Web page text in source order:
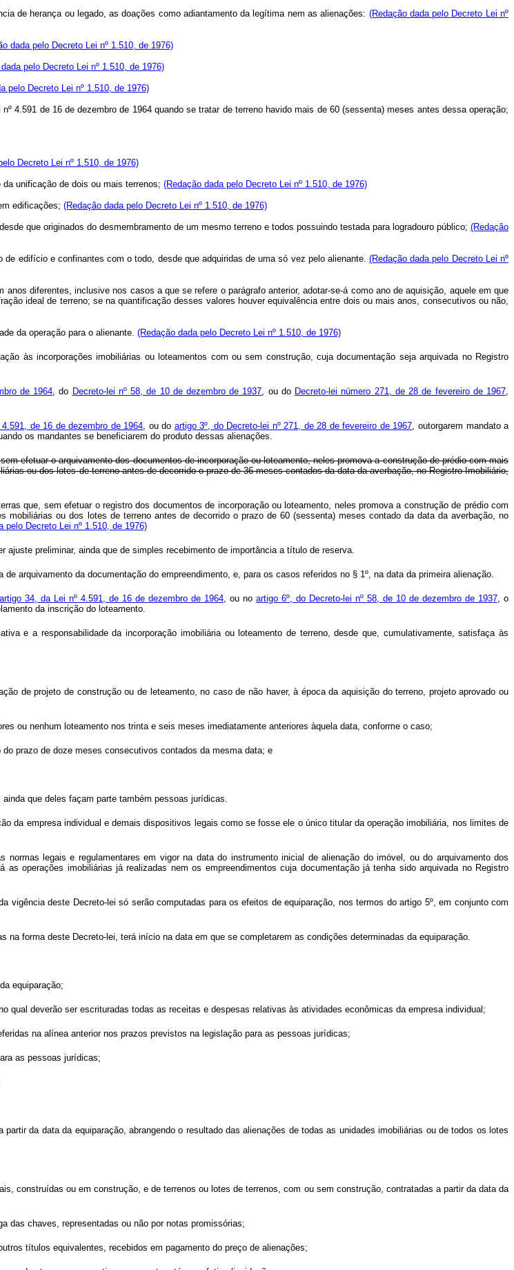
de herança ou legado, as doações como adiantamento da legítima nem as alienações: (Redação dada pelo Decreto Lei nº
dada pelo Decreto Lei nº 1.510, de 1976)
pelo Decreto Lei nº 1.510, de 1976)
pelo Decreto Lei nº 1.510, de 1976)
4.591 de 16 de dezembro de 1964 quando se tratar de terreno havido mais de 60 (sessenta) meses antes dessa operação;
Decreto Lei nº 1.510, de 1976)
unificação de dois ou mais terrenos; (Redação dada pelo Decreto Lei nº 1.510, de 1976)
edificações; (Redação dada pelo Decreto Lei nº 1.510, de 1976)
que originados do desmembramento de um mesmo terreno e todos possuindo testada para logradouro público; (Redação
edifício e confinantes com o todo, desde que adquiridas de uma só vez pelo alienante.(Redação dada pelo Decreto Lei nº
diferentes, inclusive nos casos a que se refere o parágrafo anterior, adotar-se-á como ano de aquisição, aquele em que
ideal de terreno; se na quantificação desses valores houver equivalência entre dois ou mais anos, consecutivos ou não,
da operação para o alienante. (Redação dada pelo Decreto Lei nº 1.510, de 1976)
às incorporações imobiliárias ou loteamentos com ou sem construção, cuja documentação seja arquivada no Registro
de 1964, do Decreto-lei nº 58, de 10 de dezembro de 1937, ou do Decreto-lei número 271, de 28 de fevereiro de 1967,
de 16 de dezembro de 1964, ou do artigo 3º, do Decreto-lei nº 271, de 28 de fevereiro de 1967, outorgarem mandato a
os mandantes se beneficiarem do produto dessas alienações.
efetuar o arquivamento dos documentos de incorporação ou loteamento, neles promova a construção de prédio com mais
ou dos lotes de terreno antes de decorrido o prazo de 36 meses contados da data da averbação, no Registro Imobiliário,
que, sem efetuar o registro dos documentos de incorporação ou loteamento, neles promova a construção de prédio com
ou dos lotes de terreno antes de decorrido o prazo de 60 (sessenta) meses contado da data da averbação, no
pelo Decreto Lei nº 1.510, de 1976)
preliminar, ainda que de simples recebimento de importância a título de reserva.
de arquivamento da documentação do empreendimento, e, para os casos referidos no § 1º, na data da primeira alienação.
34, da Lei nº 4.591, de 16 de dezembro de 1964, ou no artigo 6º, do Decreto-lei nº 58, de 10 de dezembro de 1937, o
da inscrição do loteamento.
e a responsabilidade da incorporação imobiliária ou loteamento de terreno, desde que, cumulativamente, satisfaça às
de projeto de construção ou de leteamento, no caso de não haver, à época da aquisição do terreno, projeto aprovado ou
ou nenhum loteamento nos trinta e seis meses imediatamente anteriores àquela data, conforme o caso;
prazo de doze meses consecutivos contados da mesma data; e
que deles façam parte também pessoas jurídicas.
da empresa individual e demais dispositivos legais como se fosse ele o único titular da operação imobiliária, nos limites de
legais e regulamentares em vigor na data do instrumento inicial de alienação do imóvel, ou do arquivamento dos
operações imobiliárias já realizadas nem os empreendimentos cuja documentação já tenha sido arquivada no Registro
vigência deste Decreto-lei só serão computadas para os efeitos de equiparação, nos termos do artigo 5º, em conjunto com
forma deste Decreto-lei, terá início na data em que se completarem as condições determinadas da equiparação.
equiparação;
qual deverão ser escrituradas todas as receitas e despesas relativas às atividades econômicas da empresa individual;
na alínea anterior nos prazos previstos na legislação para as pessoas jurídicas;
as pessoas jurídicas;
da data da equiparação, abrangendo o resultado das alienações de todas as unidades imobiliárias ou de todos os lotes
construídas ou em construção, e de terrenos ou lotes de terrenos, com ou sem construção, contratadas a partir da data da
das chaves, representadas ou não por notas promissórias;
títulos equivalentes, recebidos em pagamento do preço de alienações;